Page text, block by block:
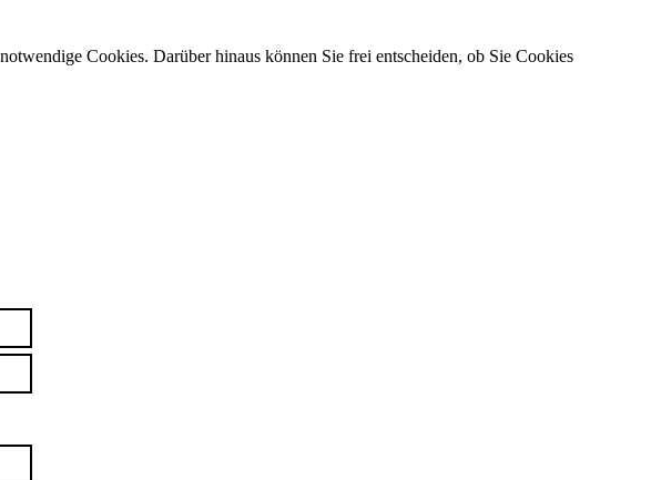
Cookies. Darüber hinaus können Sie frei entscheiden, ob Sie Cookies